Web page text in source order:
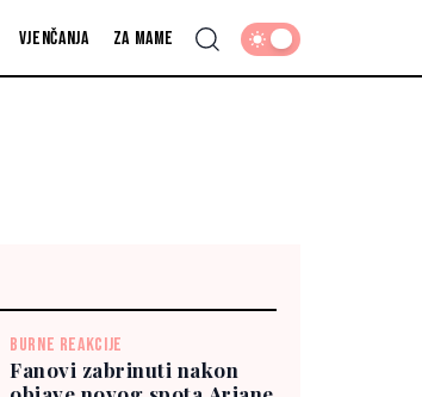
Vjenčanja Za mame
BURNE REAKCIJE
Fanovi zabrinuti nakon